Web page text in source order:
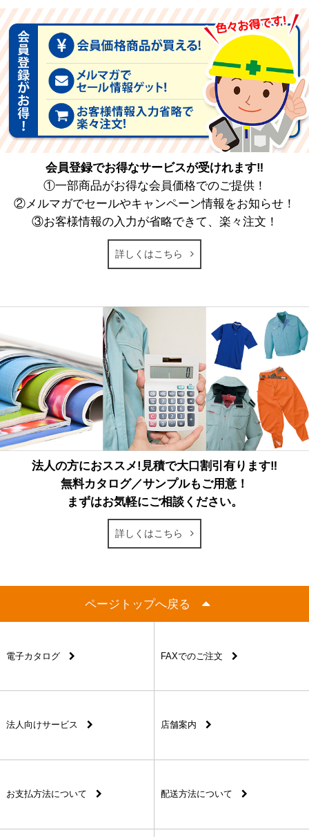
会員登録でお得なサービスが受けれます‼
①一部商品がお得な会員価格でのご提供！
②メルマガでセールやキャンペーン情報をお知らせ！
③お客様情報の入力が省略できて、楽々注文！
詳しくはこちら
法人の方におススメ!見積で大口割引有ります‼
無料カタログ／サンプルもご用意！
まずはお気軽にご相談ください。
詳しくはこちら
ページトップへ戻る
電子カタログ FAXでのご注文
法人向けサービス 店舗案内
お支払方法について 配送方法について